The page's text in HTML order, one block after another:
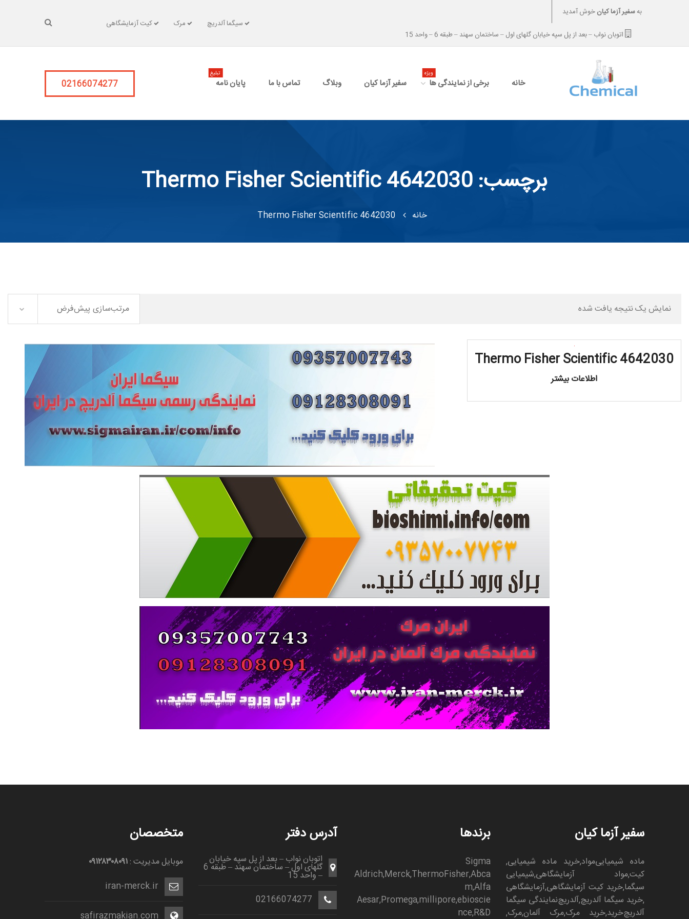
بهسفیر آزما کیانخوش آمدید
اتوبان نواب – بعد از پل سپه خیابان گلهای اول – ساختمان سهند – طبقه 6 – واحد 15
سیگما آلدریچ مرک کیت آزمایشگاهی
خانه برخی از نمایندگی ها
ویژه
سفیر آزما کیان وبلاگ تماس با ما پایان نامه
تبلیغ
02166074277
برچسب:Thermo Fisher Scientific 4642030
خانه Thermo Fisher Scientific 4642030
نمایش یک نتیجه یافت شده
Thermo Fisher Scientific 4642030
اطلاعات بیشتر
سفیر آزما کیان
ماده شیمیایی ,خرید ماده شیمیایی,مواد
شیمیایی,مواد آزمایشگاهی,کیت
آزمایشگاهی,خرید کیت آزمایشگاهی,سیگما
آلدریچ,خرید سیگما آلدریچ, نمایندگی سیگما
آلدریچ
,مرک,مرک آلمان,خرید مرک,خرید
برندها
Sigma
Aldrich,Merck,ThermoFisher,Abca
m,Alfa
Aesar,Promega,millipore,ebioscie
nce,R&D
آدرس دفتر
اتوبان نواب – بعد از پل سپه خیابان
گلهای اول – ساختمان سهند – طبقه 6
– واحد 15
02166074277
متخصصان
موبایل مدیریت :۰۹۱۲۸۳۰۸۰۹۱
iran-merck.ir
safirazmakian.com